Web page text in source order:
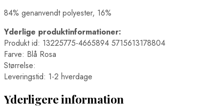
84% genanvendt polyester, 16%
Yderlige produktinformationer:
Produkt id: 13225775-4665894 5715613178804
Farve: Blå Rosa
Størrelse:
Leveringstid: 1-2 hverdage
Yderligere information